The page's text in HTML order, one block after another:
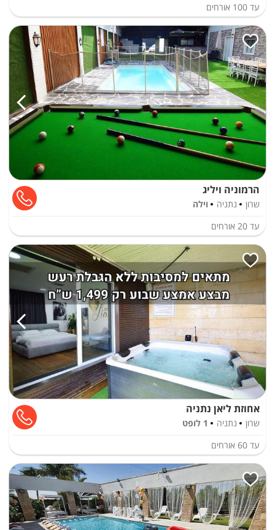
עד 100 אורחים
הרמוניה ויליג
שרון נתניה
וילה
עד 20 אורחים
אחוזת ליאן נתניה
שרון נתניה
1 לופט
עד 60 אורחים